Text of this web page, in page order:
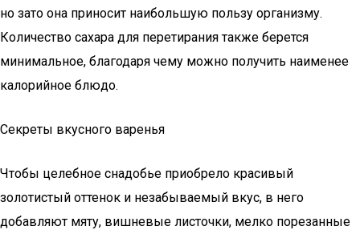
но зато она приносит наибольшую пользу организму.
Количество сахара для перетирания также берется
минимальное, благодаря чему можно получить наименее
калорийное блюдо.
Секреты вкусного варенья
Чтобы целебное снадобье приобрело красивый
золотистый оттенок и незабываемый вкус, в него
добавляют мяту, вишневые листочки, мелко порезанные